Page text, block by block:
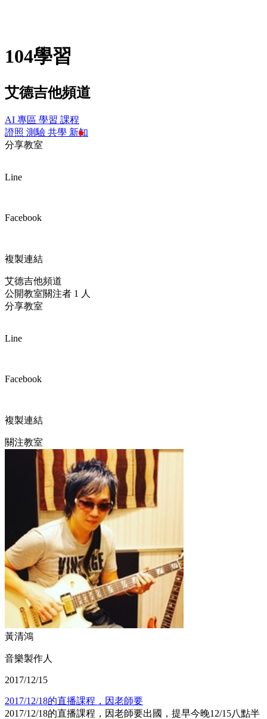
104學習
艾德吉他頻道
AI 專區 學習 課程
證照 測驗 共學 新知
分享教室
Line
Facebook
複製連結
艾德吉他頻道
公開教室關注者 1 人
分享教室
Line
Facebook
複製連結
關注教室
黃清鴻
音樂製作人
2017/12/15
2017/12/18的直播課程，因老師要
2017/12/18的直播課程，因老師要出國，提早今晚12/15八點半